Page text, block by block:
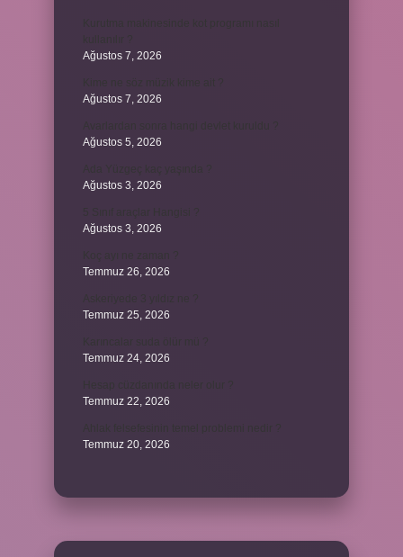
Ağustos 7, 2026
Ağustos 7, 2026
Ağustos 5, 2026
Ağustos 3, 2026
Ağustos 3, 2026
Temmuz 26, 2026
Temmuz 25, 2026
Temmuz 24, 2026
Temmuz 22, 2026
Temmuz 20, 2026